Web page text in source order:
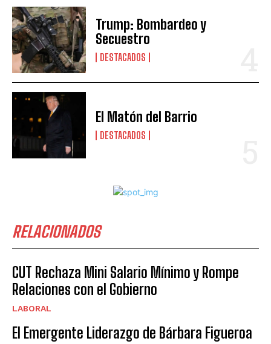
Trump: Bombardeo y
Secuestro
DESTACADOS
El Matón del Barrio
DESTACADOS
RELACIONADOS
CUT Rechaza Mini Salario Mínimo y Rompe
Relaciones con el Gobierno
LABORAL
El Emergente Liderazgo de Bárbara Figueroa